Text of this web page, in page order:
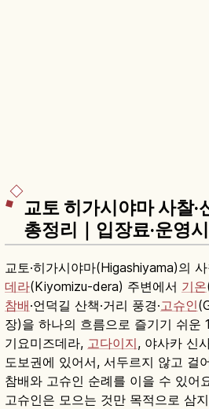
교토 히가시야마 사찰·
총정리｜입장료·운영
교토·히가시야마(Higashiyama)의
데라(Kiyomizu-dera) 주변에서 기온
참배·언덕길 산책·거리 풍경·고슈인
장)을 하나의 흐름으로 즐기기 쉬운
기요미즈데라, 고다이지, 야사카 신
도보권에 있어서, 서두르지 않고 걸
참배와 고슈인 순례를 이을 수 있어
고슈인은 모으는 것만 목적으로 삼